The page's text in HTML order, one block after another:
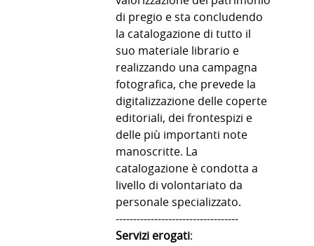
di pregio e sta concludendo
la catalogazione di tutto il
suo materiale librario e
realizzando una campagna
fotografica, che prevede la
digitalizzazione delle coperte
editoriali, dei frontespizi e
delle più importanti note
manoscritte. La
catalogazione è condotta a
livello di volontariato da
personale specializzato.
-----------------------------------
Servizi erogati: